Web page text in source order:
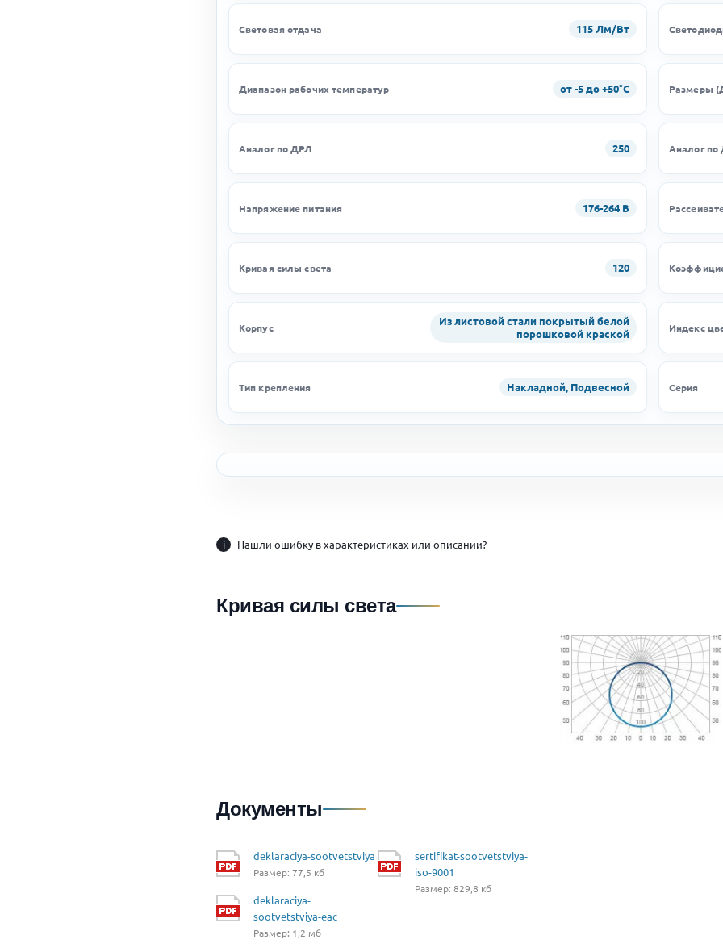
Световая отдача 115 Лм/Вт
Диапазон рабочих температур от -5 до +50°C Размеры
Аналог по ДРЛ 250 Аналог
Напряжение питания 176-264 В
Кривая силы света 120
Корпус
Из листовой стали покрытый белой
порошковой краской
Индекс
Тип крепления Накладной, Подвесной Серия
i Нашли ошибку в характеристиках или описании?
Кривая силы света
Документы
deklaraciya-sootvetstviya
Размер: 77,5 кб
deklaraciya-
sootvetstviya-eac
Размер: 1,2 мб
sertifikat-sootvetstviya-
iso-9001
Размер: 829,8 кб